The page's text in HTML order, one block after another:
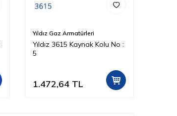
Yıldız Gaz Armatürleri
Yıldız 3615 Kaynak Kolu No :
5
1.472,64 TL